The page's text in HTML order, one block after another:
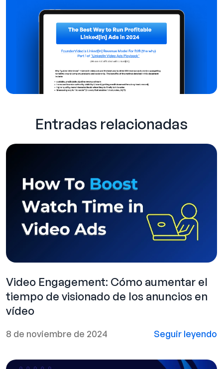
Entradas relacionadas
Video Engagement: Cómo aumentar el
tiempo de visionado de los anuncios en
vídeo
8 de noviembre de 2024 Seguir leyendo